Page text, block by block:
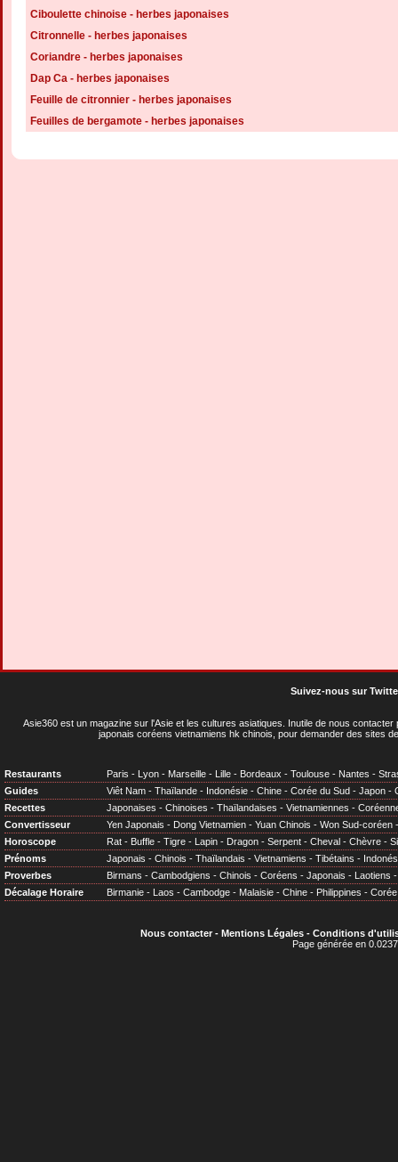
Ciboulette chinoise - herbes japonaises
Citronnelle - herbes japonaises
Coriandre - herbes japonaises
Dap Ca - herbes japonaises
Feuille de citronnier - herbes japonaises
Feuilles de bergamote - herbes japonaises
Suivez-nous sur
Asie360 est un magazine sur l'Asie et les cultures asiatiques . Inutile de nous
japonais coréens vietnamiens hk chinois, pour demander des sites
Restaurants Paris - Lyon - Marseille - Lille - Bordeaux - Toulouse - Nantes -
Guides
Viêt Nam - Thaïlande - Indonésie - Chine - Corée du Sud - Japon -
Recettes
Japonaises - Chinoises - Thaïlandaises - Vietnamiennes -
Convertisseur
Yen Japonais - Dong Vietnamien - Yuan Chinois - Won Sud-coréen
Horoscope
Rat - Buffle - Tigre - Lapin - Dragon - Serpent - Cheval - Chèvre -
Prénoms
Japonais - Chinois - Thaïlandais - Vietnamiens - Tibétains -
Proverbes
Birmans - Cambodgiens - Chinois - Coréens - Japonais - Laotiens
Décalage Horaire
Birmanie - Laos - Cambodge - Malaisie - Chine - Philippines - Corée
Nous contacter- Mentions Légales- Conditions
Page générée en